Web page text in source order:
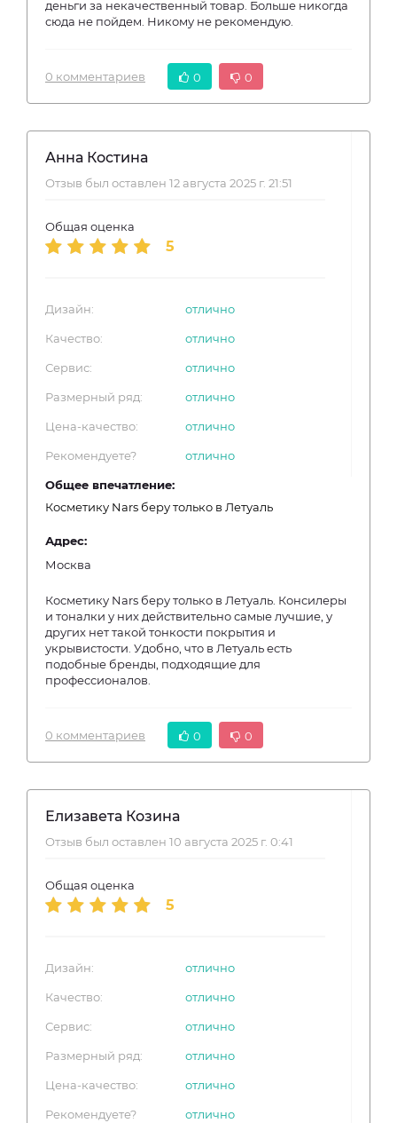
деньги за некачественный товар. Больше никогда
сюда не пойдем. Никому не рекомендую.
0 комментариев 0 0
Анна Костина
Отзыв был оставлен 12 августа 2025 г. 21:51
Общая оценка
5
Дизайн: отлично
Качество: отлично
Сервис: отлично
Размерный ряд: отлично
Цена-качество: отлично
Рекомендуете? отлично
Общее впечатление:
Косметику Nars беру только в Летуаль
Адрес:
Москва
Косметику Nars беру только в Летуаль. Консилеры
и тоналки у них действительно самые лучшие, у
других нет такой тонкости покрытия и
укрывистости. Удобно, что в Летуаль есть
подобные бренды, подходящие для
профессионалов.
0 комментариев 0 0
Елизавета Козина
Отзыв был оставлен 10 августа 2025 г. 0:41
Общая оценка
5
Дизайн: отлично
Качество: отлично
Сервис: отлично
Размерный ряд: отлично
Цена-качество: отлично
Рекомендуете? отлично